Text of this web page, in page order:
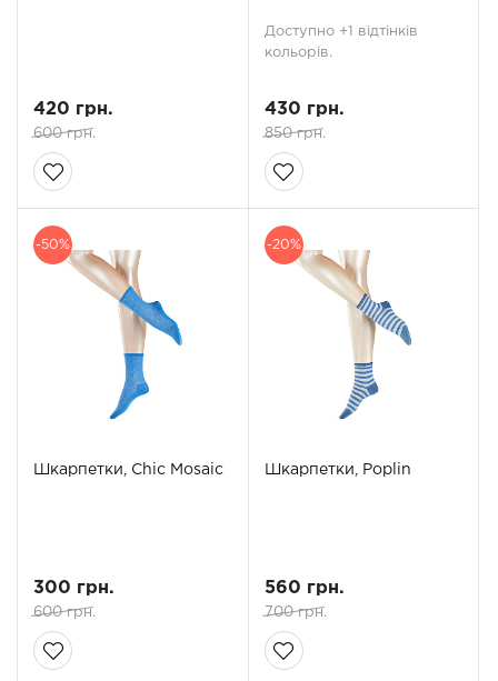
420 грн.
600 грн.
Доступно +1 відтінків
кольорів.
430 грн.
850 грн.
-50%
Шкарпетки, Chic Mosaic
300 грн.
600 грн.
-20%
Шкарпетки, Poplin
560 грн.
700 грн.